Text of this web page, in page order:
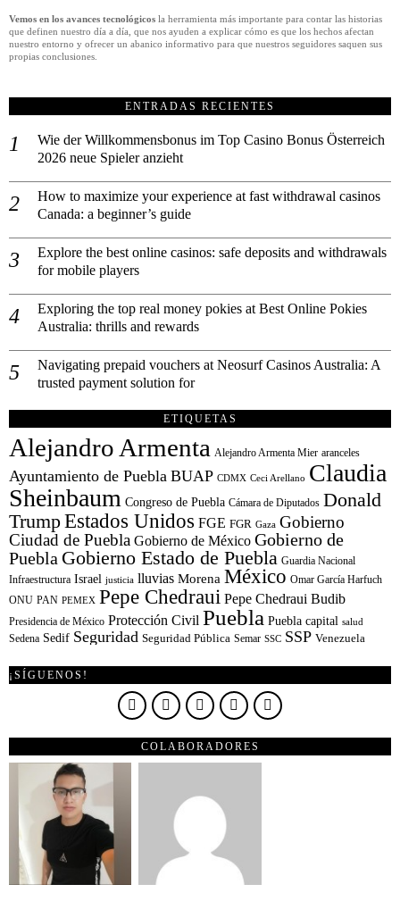
Vemos en los avances tecnológicos la herramienta más importante para contar las historias
que definen nuestro día a día, que nos ayuden a explicar cómo es que los hechos afectan
nuestro entorno y ofrecer un abanico informativo para que nuestros seguidores saquen sus
propias conclusiones.
ENTRADAS RECIENTES
Wie der Willkommensbonus im Top Casino Bonus Österreich
2026 neue Spieler anzieht
How to maximize your experience at fast withdrawal casinos
Canada: a beginner’s guide
Explore the best online casinos: safe deposits and withdrawals
for mobile players
Exploring the top real money pokies at Best Online Pokies
Australia: thrills and rewards
Navigating prepaid vouchers at Neosurf Casinos Australia: A
trusted payment solution for
ETIQUETAS
Alejandro Armenta Alejandro Armenta Mier aranceles
Ayuntamiento de Puebla BUAP CDMX Ceci Arellano Claudia
Sheinbaum Congreso de Puebla Cámara de Diputados Donald
TrumpEstados Unidos FGE FGR Gaza Gobierno
Ciudad de Puebla Gobierno de México Gobierno de
Puebla Gobierno Estado de Puebla Guardia Nacional
Infraestructura Israel justicia lluvias Morena México Omar García Harfuch
ONU PAN PEMEX Pepe Chedraui Pepe Chedraui Budib
Presidencia de México Protección Civil Puebla Puebla capital salud
Sedena Sedif Seguridad Seguridad Pública Semar SSC SSP Venezuela
¡SÍGUENOS!
COLABORADORES